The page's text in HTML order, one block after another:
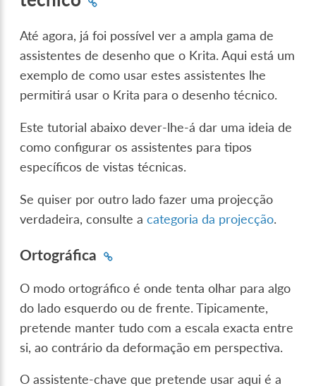
Até agora, já foi possível ver a ampla gama de
assistentes de desenho que o Krita. Aqui está um
exemplo de como usar estes assistentes lhe
permitirá usar o Krita para o desenho técnico.
Este tutorial abaixo dever-lhe-á dar uma ideia de
como configurar os assistentes para tipos
específicos de vistas técnicas.
Se quiser por outro lado fazer uma projecção
verdadeira, consulte acategoria da projecção.
Ortográfica
O modo ortográfico é onde tenta olhar para algo
do lado esquerdo ou de frente. Tipicamente,
pretende manter tudo com a escala exacta entre
si, ao contrário da deformação em perspectiva.
O assistente-chave que pretende usar aqui é a